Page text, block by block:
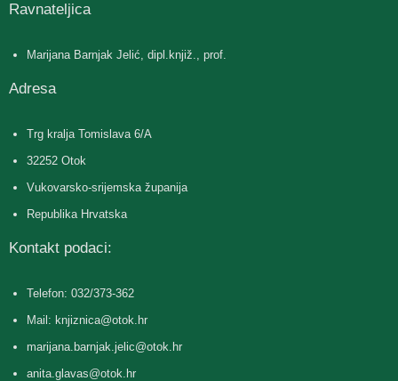
Ravnateljica
Marijana Barnjak Jelić, dipl.knjiž., prof.
Adresa
Trg kralja Tomislava 6/A
32252 Otok
Vukovarsko-srijemska županija
Republika Hrvatska
Kontakt podaci:
Telefon: 032/373-362
Mail: knjiznica@otok.hr
marijana.barnjak.jelic@otok.hr
anita.glavas@otok.hr